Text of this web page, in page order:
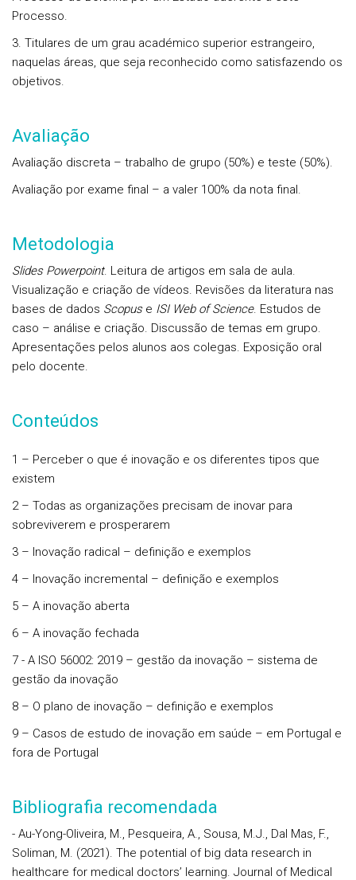
Processo.
3. Titulares de um grau académico superior estrangeiro,
naquelas áreas, que seja reconhecido como satisfazendo os
objetivos.
Avaliação
Avaliação discreta – trabalho de grupo (50%) e teste (50%).
Avaliação por exame final – a valer 100% da nota final.
Metodologia
Slides Powerpoint. Leitura de artigos em sala de aula.
Visualização e criação de vídeos. Revisões da literatura nas
bases de dados Scopuse ISI Web of Science. Estudos de
caso – análise e criação. Discussão de temas em grupo.
Apresentações pelos alunos aos colegas. Exposição oral
pelo docente.
Conteúdos
1 – Perceber o que é inovação e os diferentes tipos que
existem
2 – Todas as organizações precisam de inovar para
sobreviverem e prosperarem
3 – Inovação radical – definição e exemplos
4 – Inovação incremental – definição e exemplos
5 – A inovação aberta
6 – A inovação fechada
7 - A ISO 56002: 2019 – gestão da inovação – sistema de
gestão da inovação
8 – O plano de inovação – definição e exemplos
9 – Casos de estudo de inovação em saúde – em Portugal e
fora de Portugal
Bibliografia recomendada
- Au-Yong-Oliveira, M., Pesqueira, A., Sousa, M.J., Dal Mas, F.,
Soliman, M. (2021). The potential of big data research in
healthcare for medical doctors’ learning. Journal of Medical